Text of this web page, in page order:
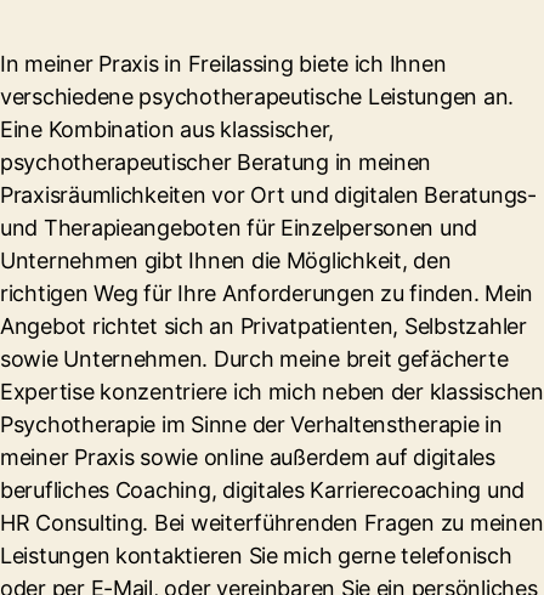
In meiner Praxis in Freilassing biete ich Ihnen
verschiedene psychotherapeutische Leistungen an.
Eine Kombination aus klassischer,
psychotherapeutischer Beratung in meinen
Praxisräumlichkeiten vor Ort und digitalen Beratungs-
und Therapieangeboten für Einzelpersonen und
Unternehmen gibt Ihnen die Möglichkeit, den
richtigen Weg für Ihre Anforderungen zu finden. Mein
Angebot richtet sich an Privatpatienten, Selbstzahler
sowie Unternehmen. Durch meine breit gefächerte
Expertise konzentriere ich mich neben der klassischen
Psychotherapie im Sinne der Verhaltenstherapie in
meiner Praxis sowie online außerdem auf digitales
berufliches Coaching, digitales Karrierecoaching und
HR Consulting. Bei weiterführenden Fragen zu meinen
Leistungen kontaktieren Sie mich gerne telefonisch
oder per E-Mail, oder vereinbaren Sie ein persönliches